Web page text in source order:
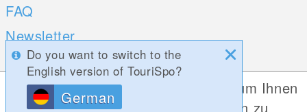
FAQ
Newsletter
Umfragen
Mobile Apps Social Web
Do you want to switch to the
English version of TouriSpo?
German
Diese Website verwendet Cookies, um Ihnen
die bestmögliche Funktionalität bieten zu